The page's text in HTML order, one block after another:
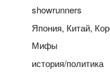
showrunners
Япония, Китай,
Мифы
история/политика